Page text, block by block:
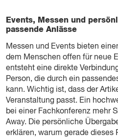
Events, Messen und
passende Anlässe
Messen und Events bieten
dem Menschen offen für neue
entsteht eine direkte
Person, die durch ein
kann. Wichtig ist, dass der
Veranstaltung passt. Ein
bei einer Fachkonferenz mehr
Away. Die persönliche
erklären, warum gerade dieses